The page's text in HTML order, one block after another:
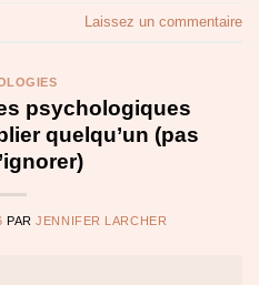
Laissez un commentaire
psychologiques
quelqu’un (pas
PARJENNIFER LARCHER